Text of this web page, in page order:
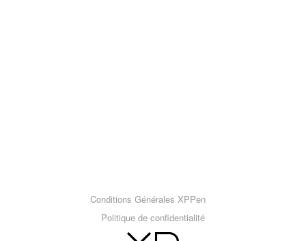
Conditions Générales XPPen
Politique de confidentialité